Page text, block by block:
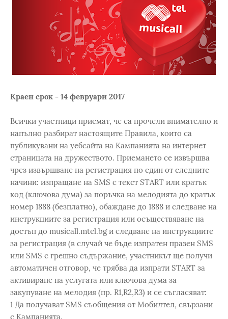
Краен срок - 14 февруари 2017
Всички участници приемат, че са прочели внимателно и
напълно разбират настоящите Правила, които са
публикувани на уебсайта на Кампанията на интернет
страницата на дружеството. Приемането се извършва
чрез извършване на регистрация по един от следните
начини: изпращане на SMS с текст START или кратък
код (ключова дума) за поръчка на мелодията до кратък
номер 1888 (безплатно), обаждане до 1888 и следване на
инструкциите за регистрация или осъществяване на
достъп до musicall.mtel.bg и следване на инструкциите
за регистрация (в случай че бъде изпратен празен SMS
или SMS с грешно съдържание, участникът ще получи
автоматичен отговор, че трябва да изпрати START за
активиране на услугата или ключова дума за
закупуване на мелодия (пр. R1,R2,R3) и се съгласяват:
1 Да получават SMS съобщения от Мобилтел, свързани
с Кампанията.